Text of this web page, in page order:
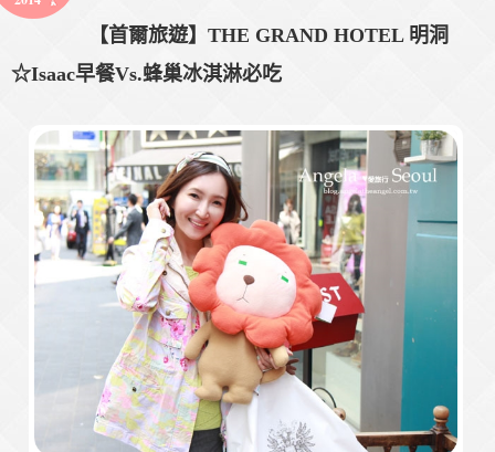
【首爾旅遊】THE GRAND HOTEL 明洞
☆Isaac早餐Vs.蜂巢冰淇淋必吃